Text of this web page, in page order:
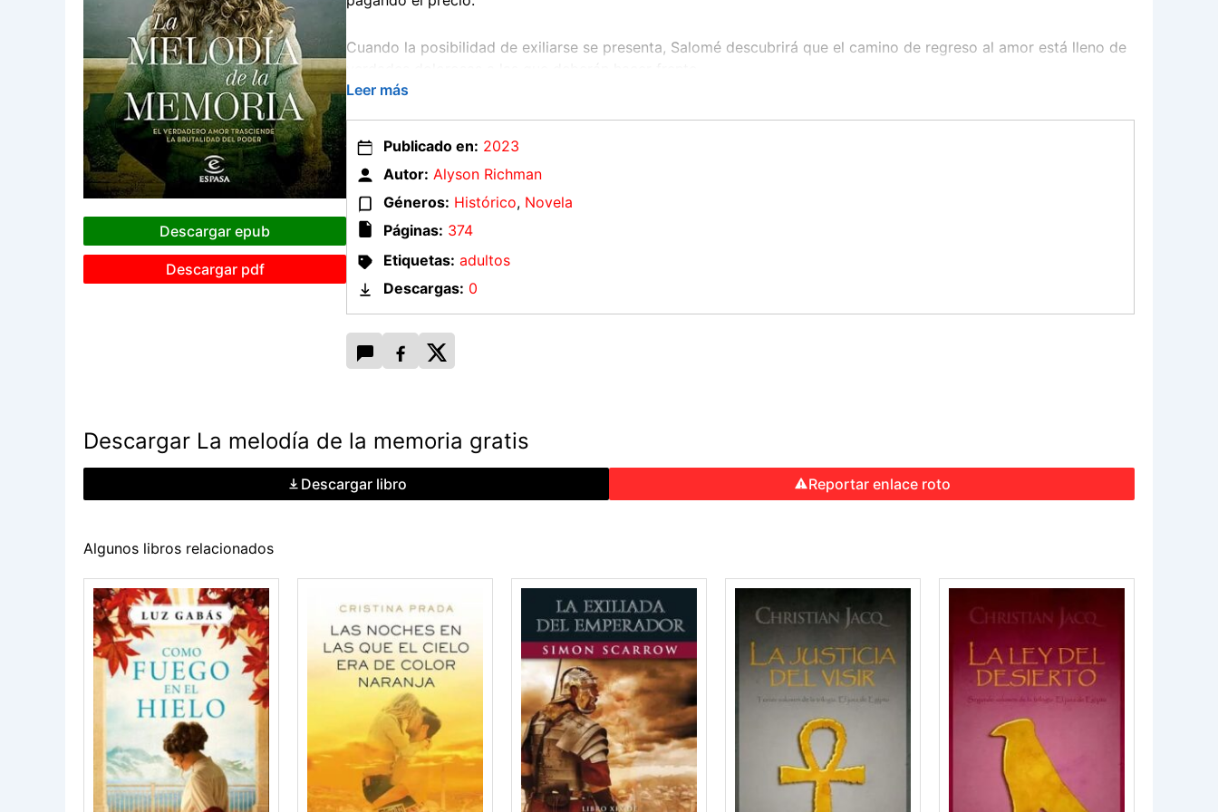
Descargar epub
Descargar pdf
Cuando la posibilidad de exiliarse se presenta, Salomé descubrirá que el camino de regreso al amor está lleno de
Leer más
Publicado en: 2023
Autor: Alyson Richman
Géneros: Histórico, Novela
Páginas: 374
Etiquetas: adultos
Descargas: 0
Descargar La melodía de la memoria gratis
Descargar libro Reportar enlace roto
Algunos libros relacionados